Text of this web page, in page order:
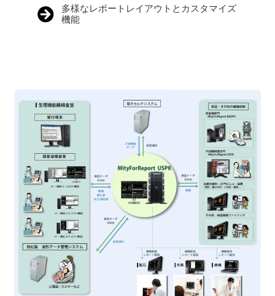
多様なレポートレイアウトとカスタマイズ
機能